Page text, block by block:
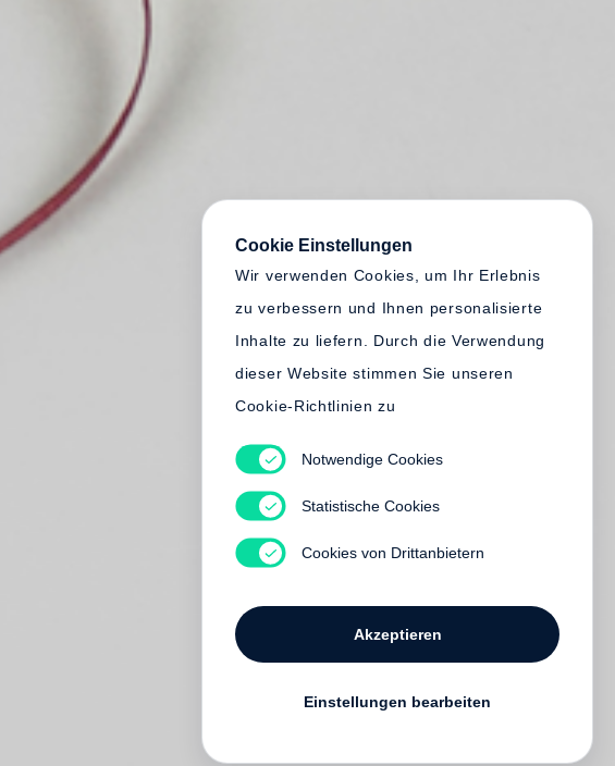
Cookie Einstellungen
Wir verwenden Cookies, um Ihr Erlebnis
zu verbessern und Ihnen personalisierte
Inhalte zu liefern. Durch die Verwendung
dieser Website stimmen Sie unseren
Cookie-Richtlinien zu
Notwendige Cookies
Statistische Cookies
Cookies von Drittanbietern
Akzeptieren
Einstellungen bearbeiten